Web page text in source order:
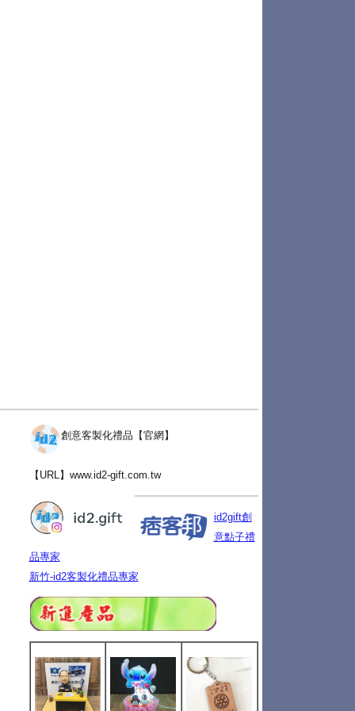
創意客製化禮品【官網】
【URL】 www.id2-gift.com.tw
id2gift創
意點子禮
品專家
新竹-id2客製化禮品專家